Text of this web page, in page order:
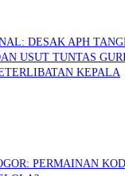
DESAK APH
USUT TUNTAS
KEPALA
PERMAINAN